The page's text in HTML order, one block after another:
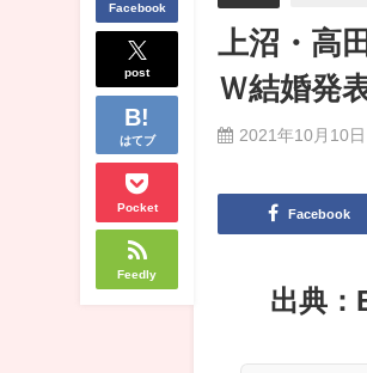
Facebook
post
はてブ
Pocket
Feedly
上沼・
Ｗ結婚発
2021年10月10日
Facebook
出典：